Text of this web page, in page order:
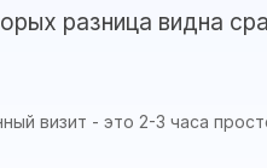
разница видна
визит - это 2-3 часа